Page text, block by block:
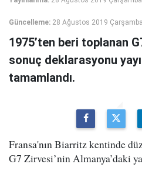
Güncelleme: 28 Ağustos 2019
1975’ten beri toplanan
sonuç deklarasyonu
tamamlandı.
Fransa'nın Biarritz kentinde
G7 Zirvesi’nin Almanya’daki